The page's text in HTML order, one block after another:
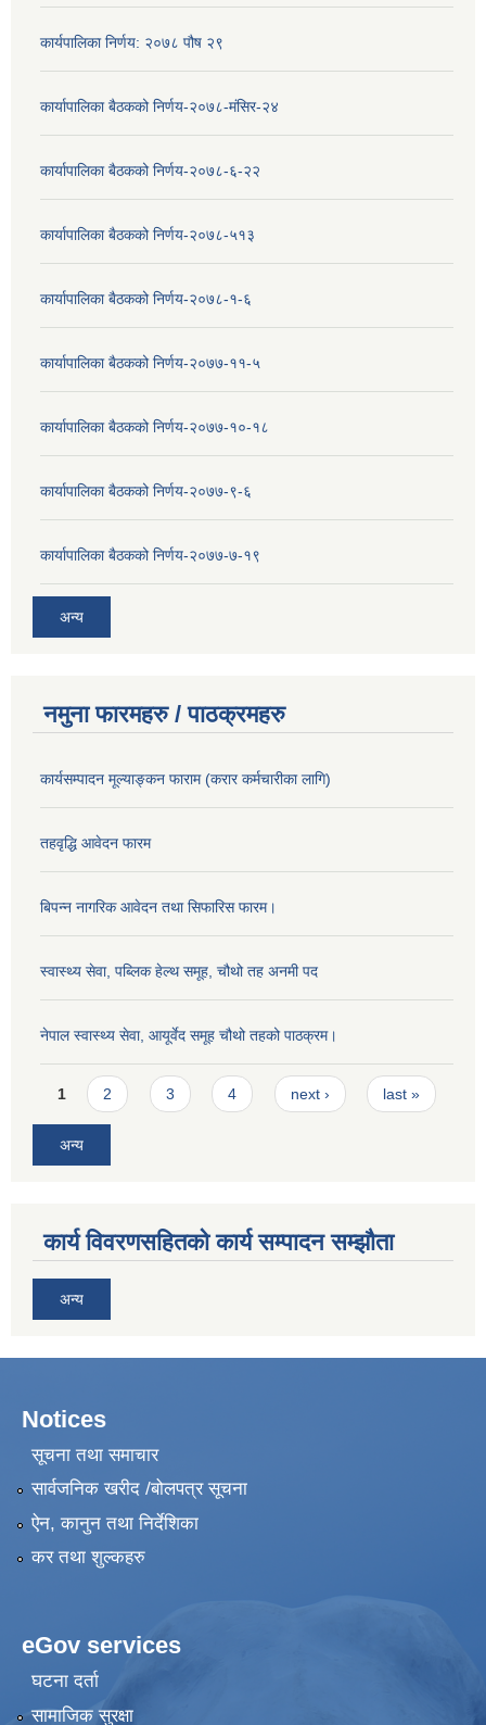
कार्यपालिका निर्णय: २०७८ पौष २९
कार्यापालिका बैठकको निर्णय-२०७८-मंसिर-२४
कार्यापालिका बैठकको निर्णय-२०७८-६-२२
कार्यापालिका बैठकको निर्णय-२०७८-५१३
कार्यापालिका बैठकको निर्णय-२०७८-१-६
कार्यापालिका बैठकको निर्णय-२०७७-११-५
कार्यापालिका बैठकको निर्णय-२०७७-१०-१८
कार्यापालिका बैठकको निर्णय-२०७७-९-६
कार्यापालिका बैठकको निर्णय-२०७७-७-१९
अन्य
नमुना फारमहरु / पाठक्रमहरु
कार्यसम्पादन मूल्याङ्कन फाराम (करार कर्मचारीका लागि)
तहवृद्धि आवेदन फारम
बिपन्‍न नागरिक आवेदन तथा सिफारिस फारम।
स्वास्थ्य सेवा, पब्लिक हेल्‍थ समूह, चौथो तह अनमी पद
नेपाल स्वास्थ्य सेवा, आयूर्वेद समूह चौथो तहको पाठक्रम।
Pages
1 2 3 4 next › last »
अन्य
कार्य विवरणसहितको कार्य सम्पादन सम्झौता
अन्य
Notices
सूचना तथा समाचार
सार्वजनिक खरीद /बोलपत्र सूचना
ऐन, कानुन तथा निर्देशिका
कर तथा शुल्कहरु
eGov services
घटना दर्ता
सामाजिक सुरक्षा